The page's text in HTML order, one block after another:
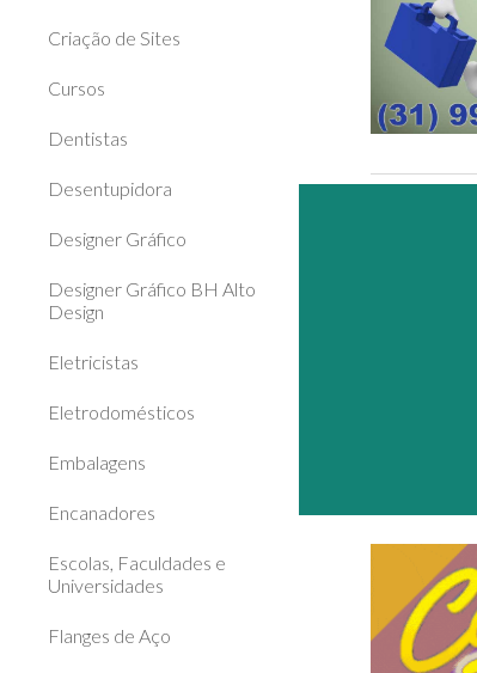
Criação de Sites
Cursos
Dentistas
Desentupidora
Designer Gráfico
Designer Gráfico BH Alto
Design
Eletricistas
Eletrodomésticos
Embalagens
Encanadores
Escolas, Faculdades e
Universidades
Flanges de Aço